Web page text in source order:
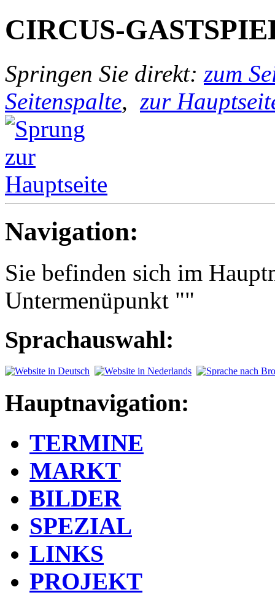
CIRCUS-
Springen Sie direkt: zum
Seitenspalte, zur
Navigation:
Sie befinden sich im
Untermenüpunkt ""
Sprachauswahl:
Hauptnavigation:
TERMINE
MARKT
BILDER
SPEZIAL
LINKS
PROJEKT